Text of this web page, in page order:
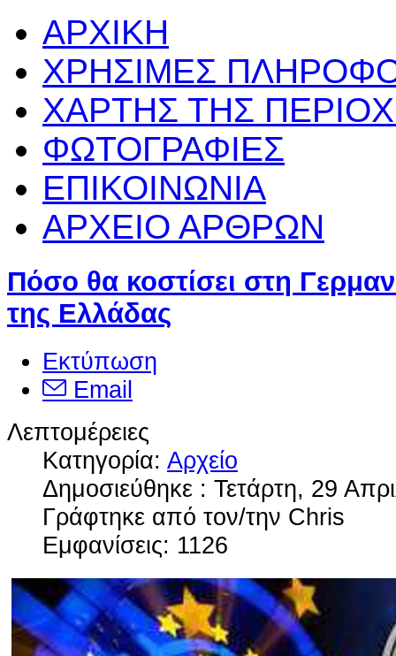
ΑΡΧΙΚΗ
ΧΡΗΣΙΜΕΣ
ΧΑΡΤΗΣ ΤΗΣ
ΦΩΤΟΓΡΑΦΙΕΣ
ΕΠΙΚΟΙΝΩΝΙΑ
ΑΡΧΕΙΟ ΑΡΘΡΩΝ
Πόσο θα κοστίσει στη
της Ελλάδας
Εκτύπωση
Email
Λεπτομέρειες
Κατηγορία: Αρχείο
Δημοσιεύθηκε : Τετάρτη, 29
Γράφτηκε από τον/την Chris
Εμφανίσεις: 1126